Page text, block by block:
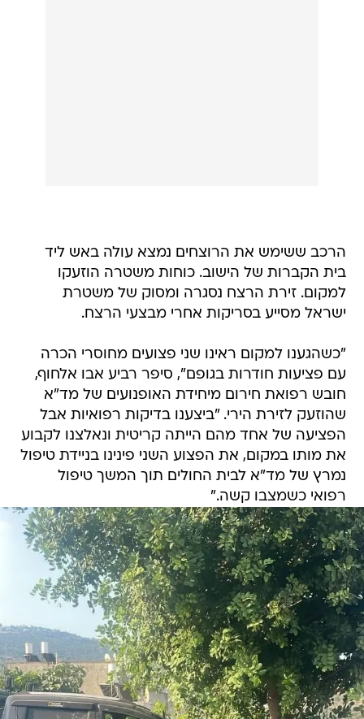
הרכב ששימש את הרוצחים נמצא עולה באש ליד
בית הקברות של הישוב. כוחות משטרה הוזעקו
למקום. זירת הרצח נסגרה ומסוק של משטרת
ישראל מסייע בסריקות אחרי מבצעי הרצח.
"כשהגענו למקום ראינו שני פצועים מחוסרי הכרה
עם פציעות חודרות בגופם", סיפר רביע אבו אלחוף,
חובש רפואת חירום מיחידת האופנועים של מד"א
שהוזעק לזירת הירי. "ביצענו בדיקות רפואיות אבל
הפציעה של אחד מהם הייתה קריטית ונאלצנו לקבוע
את מותו במקום, את הפצוע השני פינינו בניידת טיפול
נמרץ של מד"א לבית החולים תוך המשך טיפול
רפואי כשמצבו קשה."